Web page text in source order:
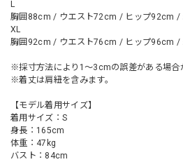
L
胸囲88cm / ウエスト72cm / ヒップ92cm /
XL
胸囲92cm / ウエスト76cm / ヒップ96cm /
※採寸方法により1～3cmの誤差がある場合
※着丈は肩紐を含みます。
【モデル着用サイズ】
着用サイズ：S
身長：165cm
体重：47kg
バスト：84cm